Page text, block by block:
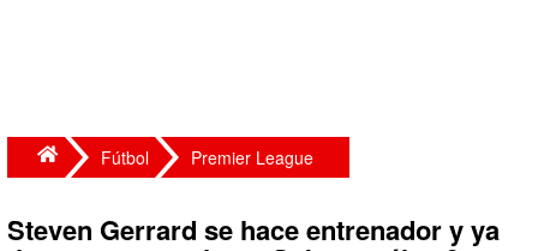
Fútbol Premier League
Steven Gerrard se hace entrenador y ya